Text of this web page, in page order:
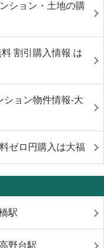
ション・土地の購
割引購入情報 は
ション物件情報-大
ゼロ円購入は大福
駅
野台駅